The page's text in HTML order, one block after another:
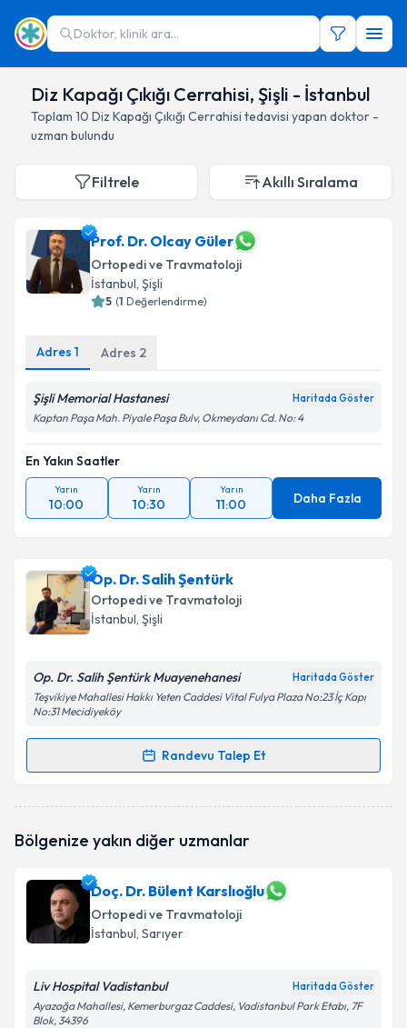
Doktor, klinik ara...
Diz Kapağı Çıkığı Cerrahisi, Şişli - İstanbul
Toplam 10 Diz Kapağı Çıkığı Cerrahisi tedavisi yapan doktor -
uzman bulundu
Filtrele Akıllı Sıralama
Prof. Dr. Olcay Güler
Ortopedi ve Travmatoloji
İstanbul, Şişli
5 (1 Değerlendirme)
Adres 1 Adres 2
Şişli Memorial Hastanesi Haritada Göster
Kaptan Paşa Mah. Piyale Paşa Bulv, Okmeydanı Cd. No: 4
En Yakın Saatler
Yarın
10:00
Yarın
10:30
Yarın
11:00 Daha Fazla
Op. Dr. Salih Şentürk
Ortopedi ve Travmatoloji
İstanbul, Şişli
Op. Dr. Salih Şentürk Muayenehanesi Haritada Göster
Teşvikiye Mahallesi Hakkı Yeten Caddesi Vital Fulya Plaza No:23 İç Kapı
No:31 Mecidiyeköy
Randevu Talep Et
Randevu Takvimi Talebi
oluşturun. Size bu uzmandan randevu almanız için bir
E-posta Adresiniz
Kişisel verilerimin işlenmesine ilişkin
Aydınlatma
Metni'ni okudum ve kişisel verilerimin belirtilen
Bölgenize yakın diğer uzmanlar
Doç. Dr. Bülent Karslıoğlu
Ortopedi ve Travmatoloji
İstanbul, Sarıyer
Liv Hospital Vadistanbul Haritada Göster
Ayazağa Mahallesi, Kemerburgaz Caddesi, Vadistanbul Park Etabı, 7F
Blok, 34396